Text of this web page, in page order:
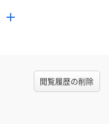
閲覧履歴の削除